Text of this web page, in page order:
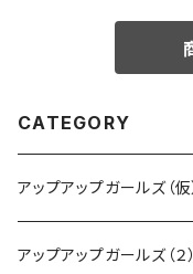
CATEGORY
アップアップガールズ（仮
CD・DVD・Blu-ray
アップアップガールズ（２）